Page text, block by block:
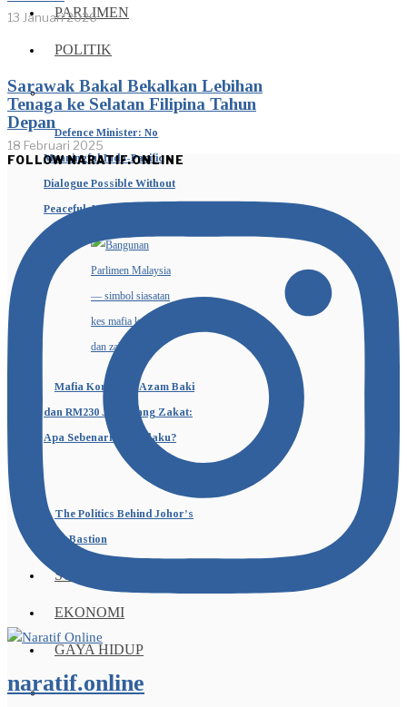
PARLIMEN
POLITIK
Defence Minister: No
Meaningful Indo-Pacific
Dialogue Possible Without
Peaceful, United ASEAN
Mafia Korporat, Azam Baki
dan RM230 Juta Wang Zakat:
Apa Sebenarnya Berlaku?
The Politics Behind Johor’s
Blue Bastion
SUKAN
EKONOMI
GAYA HIDUP
13 Januari 2026
Sarawak Bakal Bekalkan Lebihan
Tenaga ke Selatan Filipina Tahun
Depan
18 Februari 2025
FOLLOW NARATIF.ONLINE
naratif.online